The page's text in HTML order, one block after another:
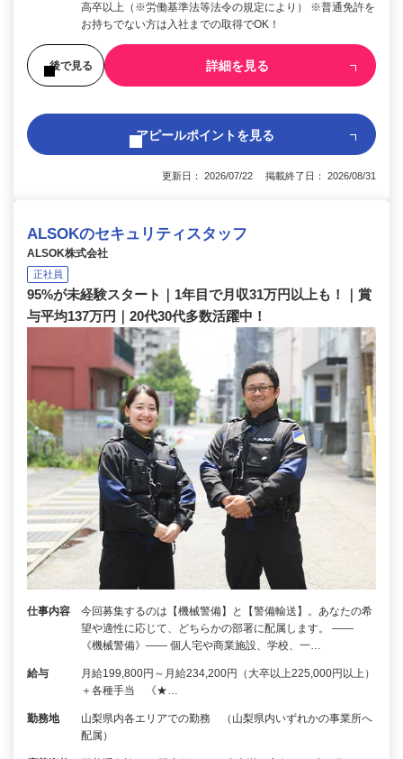
高卒以上（※労働基準法等法令の規定により） ※普通免許を
お持ちでない方は入社までの取得でOK！
後で見る 詳細を見る
アピールポイントを見る
更新日： 2026/07/22 掲載終了日： 2026/08/31
ALSOKのセキュリティスタッフ
ALSOK株式会社
正社員
95%が未経験スタート｜1年目で月収31万円以上も！｜賞
与平均137万円｜20代30代多数活躍中！
仕事内容
今回募集するのは【機械警備】と【警備輸送】。あなたの希
望や適性に応じて、どちらかの部署に配属します。 ――
《機械警備》―― 個人宅や商業施設、学校、一…
給与
月給199,800円～月給234,200円（大卒以上225,000円以上）
＋各種手当 《★…
勤務地
山梨県内各エリアでの勤務 （山梨県内いずれかの事業所へ
配属）